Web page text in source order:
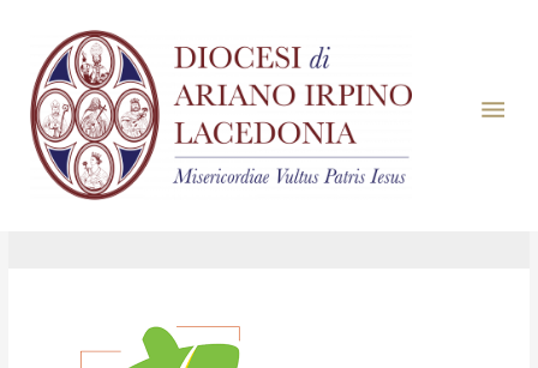
Giorno:22 Dicembre
2024